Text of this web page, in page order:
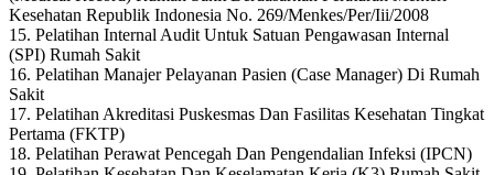
Kesehatan Republik Indonesia No. 269/Menkes/Per/Iii/2008
15. Pelatihan Internal Audit Untuk Satuan Pengawasan Internal
(SPI) Rumah Sakit
16. Pelatihan Manajer Pelayanan Pasien (Case Manager) Di Rumah
Sakit
17. Pelatihan Akreditasi Puskesmas Dan Fasilitas Kesehatan Tingkat
Pertama (FKTP)
18. Pelatihan Perawat Pencegah Dan Pengendalian Infeksi (IPCN)